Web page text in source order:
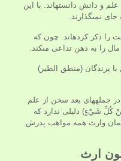
و دانش دانسته‏اند. با این
نمى‏گذارند.
را ذكر كرده‏اند. چون كه
را به ذهن تداعى مى‏كند.
پرندگان (منطق الطير)
جمله‏هاى بعد سخن از علم
كُلِّ شَيْ‏ءٍ) دليلى ندارد كه
وارث همه مواهب پدرش
ارث